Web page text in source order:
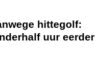
hittegolf:
uur eerder